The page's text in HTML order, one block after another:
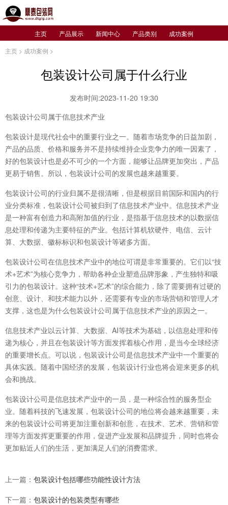
主页 产品展示 新闻中心 产品类别
成功案例
主页 > 成功案例 >
包装设计公司属于什么行业
发布时间:2023-11-20 19:30
包装设计公司属于信息技术产业
包装设计是现代社会中的重要行业之一。随着市场竞争的日益加剧，
产品的品质、价格和服务并不是持续维持企业竞争力的唯一因素了，
好的包装设计也是必不可少的一个方面，能够让品牌更加突出，产品
更易于销售。所以，包装设计公司的发展也越来越重要。
包装设计公司的行业归属不是很清晰，但是根据目前国际和国内的行
业分类标准，包装设计公司被归到了信息技术产业中。信息技术产业
是一种富有创造力和高附加值的行业，是指基于信息技术的以数据信
息处理和传递为主要特征的产业。包括计算机软硬件、电信、云计
算、大数据、徽标标识和包装设计等诸多方面。
包装设计公司在信息技术产业中的地位可谓是非常重要的。它们以“技
术+艺术”为核心竞争力，帮助各种企业塑造品牌形象，产生独特和吸
引力的包装设计。这种“技术+艺术”的综合能力，除了需要拥有过硬的
创意、设计、和技术能力以外，还需要有专业的市场营销和管理人才
支撑，这也是为什么包装设计公司属于信息技术产业的原因之一。
信息技术产业以云计算、大数据、AI等技术为基础，以信息处理和传
递为核心，并且在包装设计等方面发挥着核心作用，是当今全球经济
的重要增长点。可以说，包装设计公司是信息技术产业中一个重要的
具体实践。随着中国经济的发展，包装设计行业也将会迎来更多的机
会和挑战。
包装设计公司是信息技术产业中的一员，是一种综合性的服务型企
业。随着科技的飞速发展，包装设计公司的地位将会越来越重要，未
来的包装设计公司将更加注重创新和创意，在技术、艺术、营销和管
理等方面发挥更重要的作用，促进产业发展和品牌提升，同时也将会
更加贴近人们的生活，更加满足人们的消费需求。
上一篇： 包装设计包括哪些功能性设计方法
下一篇： 包装设计的包装类型有哪些